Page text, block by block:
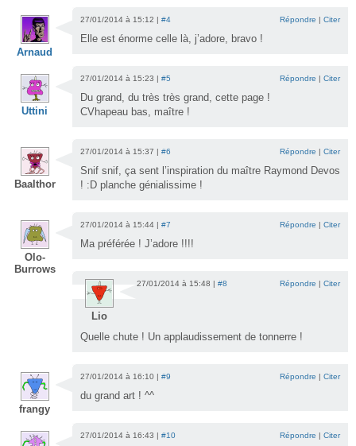
Arnaud
27/01/2014 à 15:12 | #4 Répondre | Citer
Elle est énorme celle là, j’adore, bravo !
Uttini
27/01/2014 à 15:23 | #5 Répondre | Citer
Du grand, du très très grand, cette page !
CVhapeau bas, maître !
Baalthor
27/01/2014 à 15:37 | #6 Répondre | Citer
Snif snif, ça sent l’inspiration du maître Raymond Devos
! :D planche génialissime !
Olo-
Burrows
27/01/2014 à 15:44 | #7 Répondre | Citer
Ma préférée ! J’adore !!!!
Lio
27/01/2014 à 15:48 | #8 Répondre | Citer
Quelle chute ! Un applaudissement de tonnerre !
frangy
27/01/2014 à 16:10 | #9 Répondre | Citer
du grand art ! ^^
27/01/2014 à 16:43 | #10 Répondre | Citer